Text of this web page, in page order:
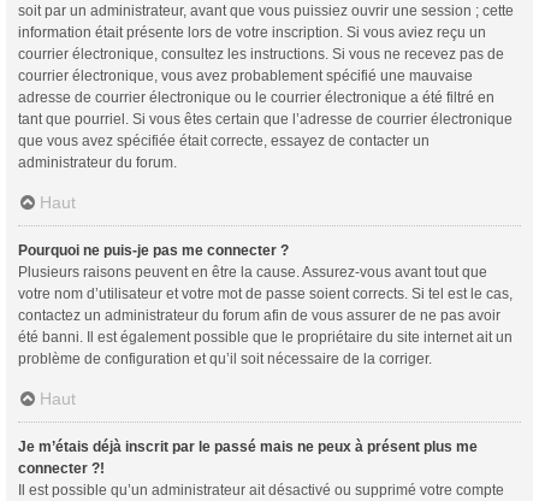
soit par un administrateur, avant que vous puissiez ouvrir une session ; cette
information était présente lors de votre inscription. Si vous aviez reçu un
courrier électronique, consultez les instructions. Si vous ne recevez pas de
courrier électronique, vous avez probablement spécifié une mauvaise
adresse de courrier électronique ou le courrier électronique a été filtré en
tant que pourriel. Si vous êtes certain que l’adresse de courrier électronique
que vous avez spécifiée était correcte, essayez de contacter un
administrateur du forum.
Haut
Pourquoi ne puis-je pas me connecter ?
Plusieurs raisons peuvent en être la cause. Assurez-vous avant tout que
votre nom d’utilisateur et votre mot de passe soient corrects. Si tel est le cas,
contactez un administrateur du forum afin de vous assurer de ne pas avoir
été banni. Il est également possible que le propriétaire du site internet ait un
problème de configuration et qu’il soit nécessaire de la corriger.
Haut
Je m’étais déjà inscrit par le passé mais ne peux à présent plus me
connecter ?!
Il est possible qu’un administrateur ait désactivé ou supprimé votre compte